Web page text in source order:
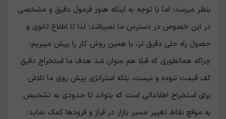
بنظر میرسد؛ اما با توجه به اینکه هنوز فرمول دقیق و مشخصی
در این خصوص در دسترس ما نمیباشد؛ لذا تا اطلاع ثانوی و
حصول راه حلی دقیق تر، با همین روش کار را پیش میبریم؛
چراکه همانطوری که قبلا هم عنوان شد هدف ما استخراج دقیق
کف قیمت نبوده و نیست، بلکه استراتژی پیش روی ما تلاش
برای استخراج اطلاعاتی است که بتواند تا حدودی به تشخیص
به موقع نقاط تغییر مسیر بازار در فراز و فرودها کمک نماید؛